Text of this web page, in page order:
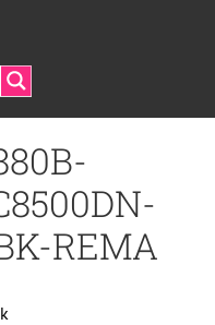
REMA